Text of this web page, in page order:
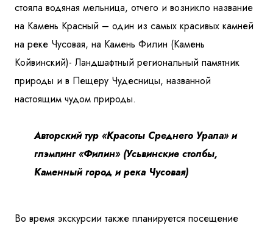
стояла водяная мельница, отчего и возникло название
на Камень Красный – один из самых красивых камней
на реке Чусовая, на Камень Филин (Камень
Койвинский)- Ландшафтный региональный памятник
природы и в Пещеру Чудесницы, названной
настоящим чудом природы.
Авторский тур «Красоты Среднего Урала» и
глэмпинг «Филин» (Усьвинские столбы,
Каменный город и река Чусовая)
Во время экскурсии также планируется посещение